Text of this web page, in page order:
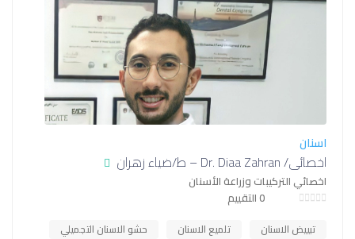
اسنان
اخصائي/ Dr. Diaa Zahran – ط/ضياء زهران
اخصائي التركيبات وزراعة الأسنان
0 التقييم
تبييض الاسنان تلميع الاسنان
حشو الاسنان التجميلي